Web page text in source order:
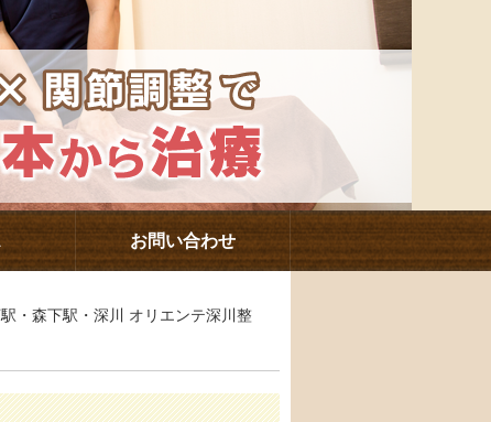
お問い合わせ
・森下駅・深川 オリエンテ深川整